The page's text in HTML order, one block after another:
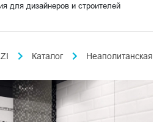
для дизайнеров и строителей
Каталог Неаполитанская